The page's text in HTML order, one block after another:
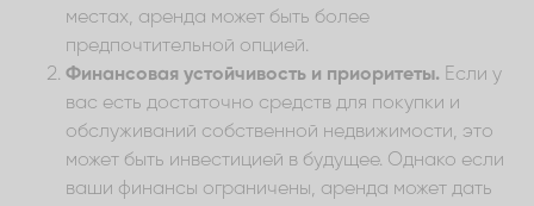
местах, аренда может быть более
предпочтительной опцией.
Финансовая устойчивость и приоритеты. Если у
вас есть достаточно средств для покупки и
обслуживаний собственной недвижимости, это
может быть инвестицией в будущее. Однако если
ваши финансы ограничены, аренда может дать